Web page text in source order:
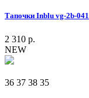
Тапочки Inblu vg-2b-041
2 310 р.
NEW
36 37 38 35